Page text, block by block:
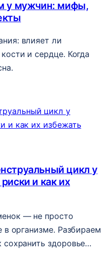
у мужчин: мифы,
влияет ли
и сердце. Когда
цикл у
и как их
— не просто
в организме. Разбираем
здоровье…